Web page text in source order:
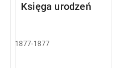
Księga urodzeń
1877-1877